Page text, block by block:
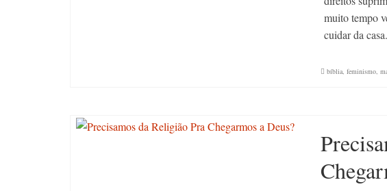
muito tempo
cuidar da
bíblia, feminismo,